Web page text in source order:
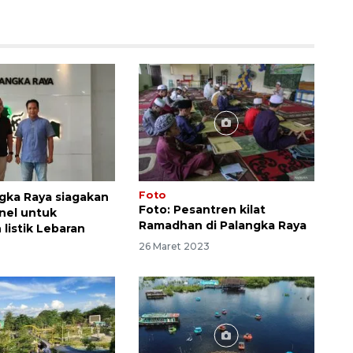
Raya siagakan
untuk
listik Lebaran
Foto
Foto: Pesantren kilat
Ramadhan di Palangka Raya
26 Maret 2023